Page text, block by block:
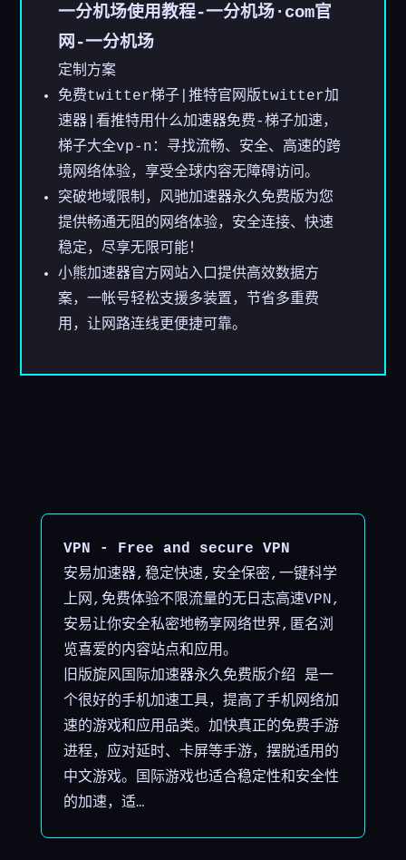
一分机场使用教程-一分机场·com官
网-一分机场
定制方案
免费twitter梯子|推特官网版twitter加
速器|看推特用什么加速器免费-梯子加速，
梯子大全vp-n：寻找流畅、安全、高速的跨
境网络体验，享受全球内容无障碍访问。
突破地域限制，风驰加速器永久免费版为您
提供畅通无阻的网络体验，安全连接、快速
稳定，尽享无限可能！
小熊加速器官方网站入口提供高效数据方
案，一帐号轻松支援多装置，节省多重费
用，让网路连线更便捷可靠。
VPN - Free and secure VPN
安易加速器,稳定快速,安全保密,一键科学
上网,免费体验不限流量的无日志高速VPN,
安易让你安全私密地畅享网络世界,匿名浏
览喜爱的内容站点和应用。
旧版旋风国际加速器永久免费版介绍 是一
个很好的手机加速工具，提高了手机网络加
速的游戏和应用品类。加快真正的免费手游
进程，应对延时、卡屏等手游，摆脱适用的
中文游戏。国际游戏也适合稳定性和安全性
的加速，适…